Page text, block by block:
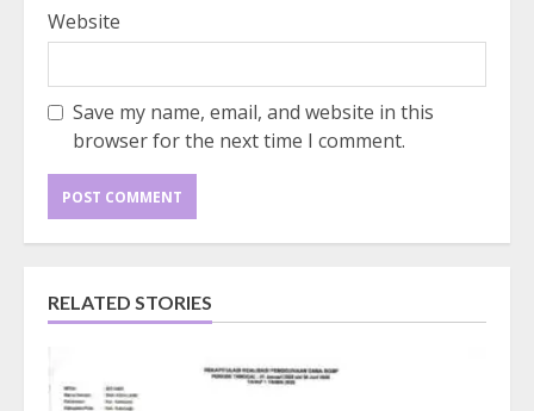
Website
Save my name, email, and website in this
browser for the next time I comment.
RELATED STORIES